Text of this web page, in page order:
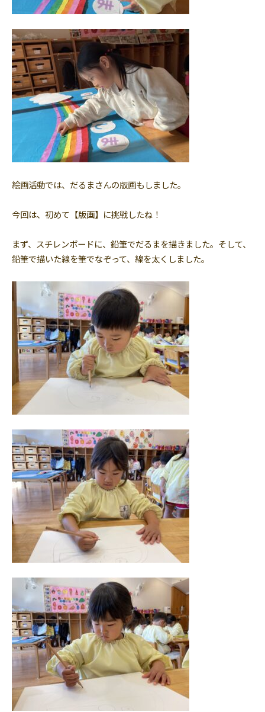
絵画活動では、だるまさんの版画もしました。
今回は、初めて【版画】に挑戦したね！
まず、スチレンボードに、鉛筆でだるまを描きました。そして、
鉛筆で描いた線を筆でなぞって、線を太くしました。